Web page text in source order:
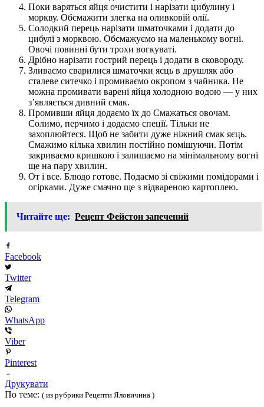
Поки варяться яйця очистити і нарізати цибулину і
моркву. Обсмажити злегка на оливковій олії.
Солодкий перець нарізати шматочками і додати до
цибулі з морквою. Обсмажуємо на маленькому вогні.
Овочі повинні бути трохи вогкуваті.
Дрібно нарізати гострий перець і додати в сковороду.
Зливаємо сварилися шматочки яєць в друшляк або
сталеве ситечко і промиваємо окропом з чайника. Не
можна промивати варені яйця холодною водою — у них
з’являється дивний смак.
Промивши яйця додаємо їх до Смажаться овочам.
Солимо, перчимо і додаємо спеції. Тільки не
захоплюйтеся. Щоб не забити дуже ніжний смак яєць.
Смажимо кілька хвилин постійно помішуючи. Потім
закриваємо кришкою і залишаємо на мінімальному вогні
ще на пару хвилин.
От і все. Блюдо готове. Подаємо зі свіжими помідорами і
огірками. Дуже смачно ще з відвареною картоплею.
Читайте ще: Рецепт Фейєтон запечений
Facebook
Twitter
Telegram
WhatsApp
Viber
Pinterest
Друкувати
По теме: ( из рубрики Рецепти Яловичина )